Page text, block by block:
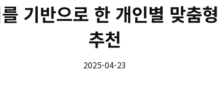
기반으로 한 개인별 맞춤
추천
2025-04-23